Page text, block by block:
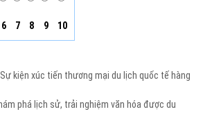
6 7 8 9 10
Sự kiện xúc tiến thương mại du lịch quốc tế hàng
phá lịch sử, trải nghiệm văn hóa được du